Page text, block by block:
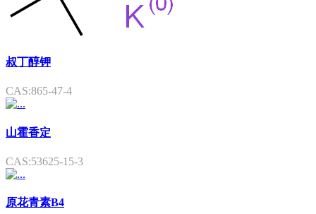
叔丁醇钾
CAS:865-47-4
山霍香定
CAS:53625-15-3
原花青素B4